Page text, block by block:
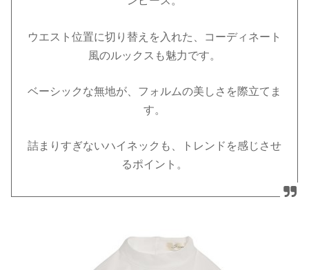
ウエスト位置に切り替えを入れた、コーディネート
風のルックスも魅力です。
ベーシックな無地が、フォルムの美しさを際立てま
す。
詰まりすぎないハイネックも、トレンドを感じさせ
るポイント。